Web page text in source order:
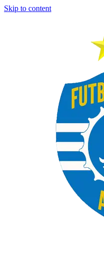
Skip to content